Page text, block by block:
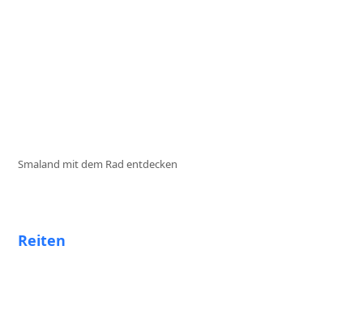
Smaland mit dem Rad entdecken
Reiten